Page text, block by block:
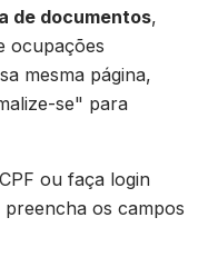
de documentos,
ocupações
mesma página,
se" para
ou faça login
os campos